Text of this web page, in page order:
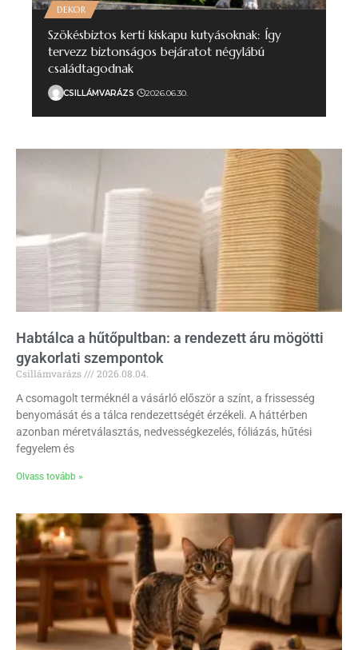
DEKOR
Szökésbiztos kerti kiskapu kutyásoknak: Így
tervezz biztonságos bejáratot négylábú
családtagodnak
CSILLÁMVARÁZS 2026.06.30.
Habtálca a hűtőpultban: a rendezett áru mögötti
gyakorlati szempontok
Csillámvarázs
2026.08.04.
A csomagolt terméknél a vásárló először a színt, a frissesség
benyomását és a tálca rendezettségét érzékeli. A háttérben
azonban méretválasztás, nedvességkezelés, fóliázás, hűtési
fegyelem és
Olvass tovább »